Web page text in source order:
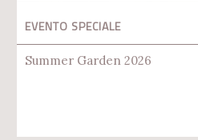
EVENTO SPECIALE
Summer Garden 2026